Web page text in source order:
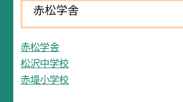
赤松学舎
赤松学舎
松沢中学校
赤堤小学校